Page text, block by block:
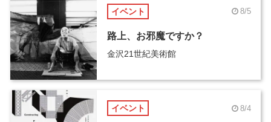
イベント 8/5
路上、お邪魔ですか？
金沢21世紀美術館
イベント 8/4